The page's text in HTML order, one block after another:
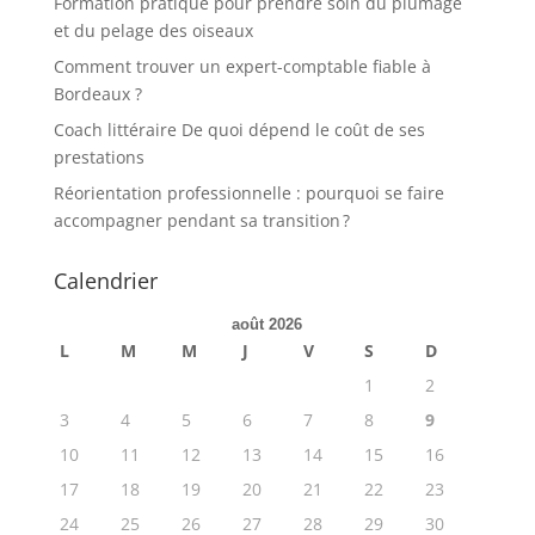
et du pelage des oiseaux
Comment trouver un expert-comptable fiable à
Bordeaux ?
Coach littéraire De quoi dépend le coût de ses
prestations
Réorientation professionnelle : pourquoi se faire
accompagner pendant sa transition ?
Calendrier
août 2026
L M M J V S
D
1
2
3
4 5 6 7 8
9
10
11 12 13 14 15
16
17
18 19 20 21 22
23
24
25 26 27 28 29 30